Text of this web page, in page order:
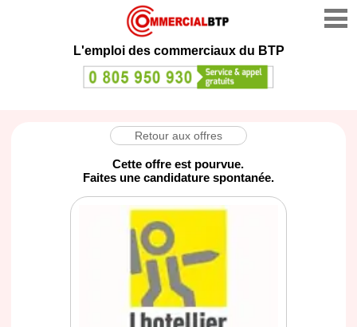
L'emploi des commerciaux du BTP
Retour aux offres
Cette offre est pourvue.
Faites une candidature spontanée.